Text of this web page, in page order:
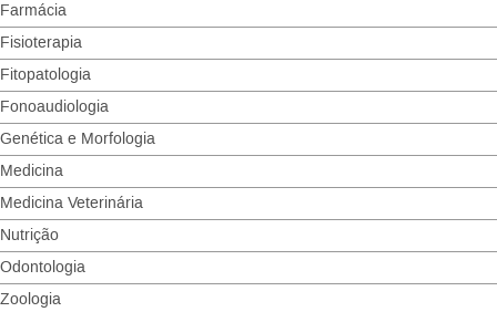
Farmácia
Fisioterapia
Fitopatologia
Fonoaudiologia
Genética e Morfologia
Medicina
Medicina Veterinária
Nutrição
Odontologia
Zoologia